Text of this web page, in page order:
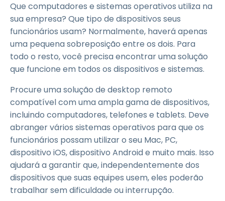
Que computadores e sistemas operativos utiliza na
sua empresa? Que tipo de dispositivos seus
funcionários usam? Normalmente, haverá apenas
uma pequena sobreposição entre os dois. Para
todo o resto, você precisa encontrar uma solução
que funcione em todos os dispositivos e sistemas.
Procure uma solução de desktop remoto
compatível com uma ampla gama de dispositivos,
incluindo computadores, telefones e tablets. Deve
abranger vários sistemas operativos para que os
funcionários possam utilizar o seu Mac, PC,
dispositivo iOS, dispositivo Android e muito mais. Isso
ajudará a garantir que, independentemente dos
dispositivos que suas equipes usem, eles poderão
trabalhar sem dificuldade ou interrupção.